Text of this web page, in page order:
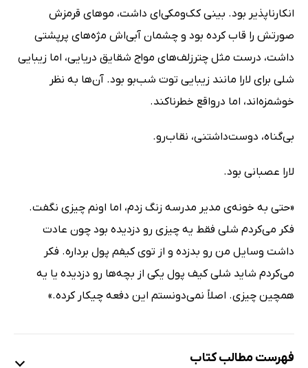
انکارناپذیر بود. بینی کک‌ومکی‌ای داشت، موهای قرمزش
صورتش را قاب کرده بود و چشمان آبی‌اش مژه‌های پرپشتی
داشت، درست مثل چترزلف‌های مواج شقایق دریایی، اما زیبایی
شلی برای لارا مانند زیبایی توت شب‌بو بود. آن‌ها به نظر
خوشمزه‌اند، اما درواقع خطرناکند.
بی‌گناه، دوست‌داشتنی، نقاب‌رو.
لارا عصبانی بود.
«حتی به خونه‌ی مدیر مدرسه زنگ زدم، اما اونم چیزی نگفت.
فکر می‌کردم شلی فقط یه چیزی رو دزدیده بود چون عادت
داشت وسایل من رو بدزده و از توی کیفم پول برداره. فکر
می‌کردم شاید شلی کیف پول یکی از بچه‌ها رو دزدیده یا یه
همچین چیزی. اصلاً نمی‌دونستم این دفعه چیکار کرده.»
فهرست مطالب کتاب